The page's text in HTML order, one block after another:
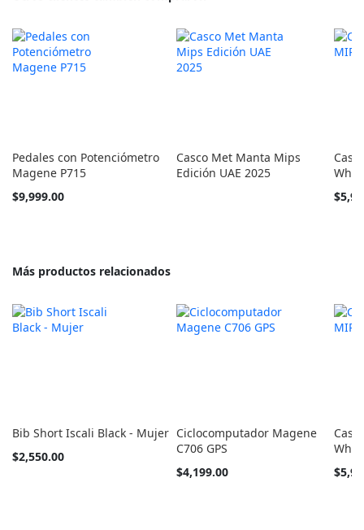
Pedales con Potenciómetro
Magene P715
$9,999.00
Casco Met Manta Mips
Edición UAE 2025
Tan
Más productos relacionados
Bib Short Iscali Black - Mujer
Tan
$2,550.00
Ciclocomputador Magene
C706 GPS
$4,199.00
Tan